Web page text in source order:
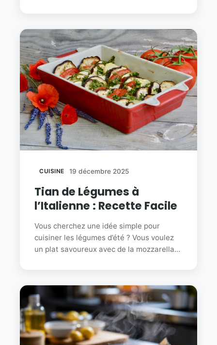
CUISINE 19 décembre 2025
Tian de Légumes à
l’Italienne : Recette Facile
Vous cherchez une idée simple pour
cuisiner les légumes d’été ? Vous voulez
un plat savoureux avec de la mozzarella…